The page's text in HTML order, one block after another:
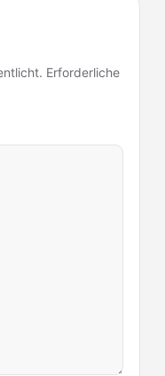
Erforderliche